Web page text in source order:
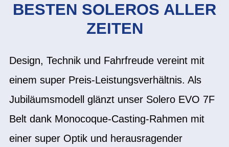
BESTEN SOLEROS ALLER
ZEITEN
Design, Technik und Fahrfreude vereint mit
einem super Preis-Leistungsverhältnis. Als
Jubiläumsmodell glänzt unser Solero EVO 7F
Belt dank Monocoque-Casting-Rahmen mit
einer super Optik und herausragender